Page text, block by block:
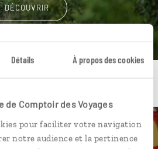
Détails À propos des cookies
de Comptoir des Voyages
pour faciliter votre navigation
notre audience et la pertinence
DÉCOUVRIR